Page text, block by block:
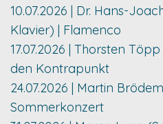
10.07.2026 | Dr. Hans-
Klavier) | Flamenco
17.07.2026 | Thorsten
den Kontrapunkt
24.07.2026 | Martin
Sommerkonzert